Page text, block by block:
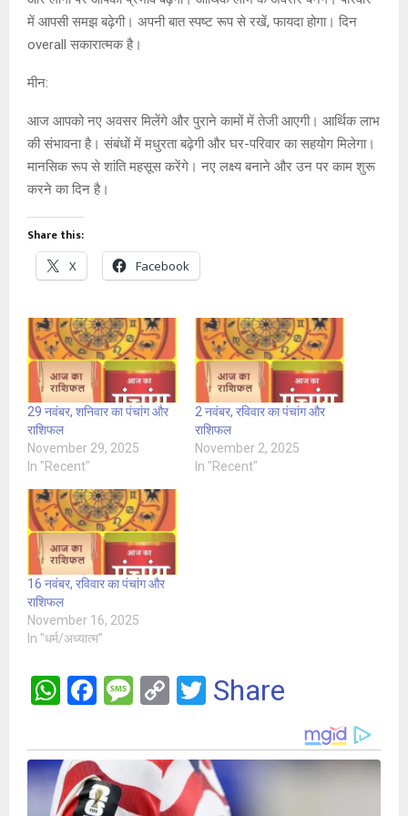
में आपसी समझ बढ़ेगी। अपनी बात स्पष्ट रूप से रखें, फायदा होगा। दिन
overall सकारात्मक है।
मीन:
आज आपको नए अवसर मिलेंगे और पुराने कामों में तेजी आएगी। आर्थिक लाभ
की संभावना है। संबंधों में मधुरता बढ़ेगी और घर-परिवार का सहयोग मिलेगा।
मानसिक रूप से शांति महसूस करेंगे। नए लक्ष्य बनाने और उन पर काम शुरू
करने का दिन है।
Share this:
X Facebook
29 नवंबर, शनिवार का पंचांग और
राशिफल
November 29, 2025
In "Recent"
2 नवंबर, रविवार का पंचांग और
राशिफल
November 2, 2025
In "Recent"
16 नवंबर, रविवार का पंचांग और
राशिफल
November 16, 2025
In "धर्म/अध्यात्म"
W
at
s
A
F
ce
b
o
M
s
a
g
C
py
Li
n
T
tt
er
Share